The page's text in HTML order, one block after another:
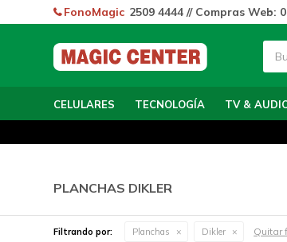
CELULARES TECNOLOGÍA TV &
FonoMagic 2509 4444 // Compras Web:
PLANCHAS DIKLER
Filtrando por: Planchas Dikler Quitar